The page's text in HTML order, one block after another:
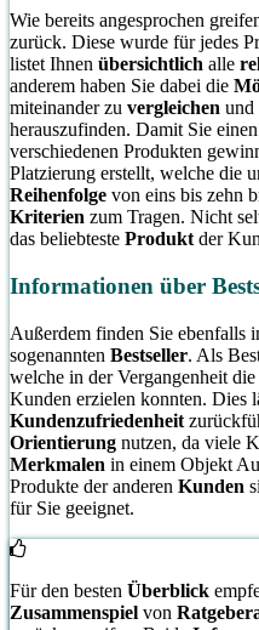
Wie bereits angesprochen
zurück. Diese wurde für jedes
listet Ihnen übersichtlich alle
anderem haben Sie dabei die
miteinander zu vergleichen und
herauszufinden. Damit Sie
verschiedenen Produkten
Platzierung erstellt, welche die
Reihenfolge von eins bis zehn
Kriterien zum Tragen. Nicht
das beliebteste Produkt der
Informationen über
Außerdem finden Sie ebenfalls
sogenannten Bestseller. Als
welche in der Vergangenheit die
Kunden erzielen konnten. Dies
Kundenzufriedenheit
Orientierung nutzen, da viele
Merkmalen in einem Objekt
Produkte der anderen Kunden
für Sie geeignet.
Für den besten Überblick
Zusammenspiel von